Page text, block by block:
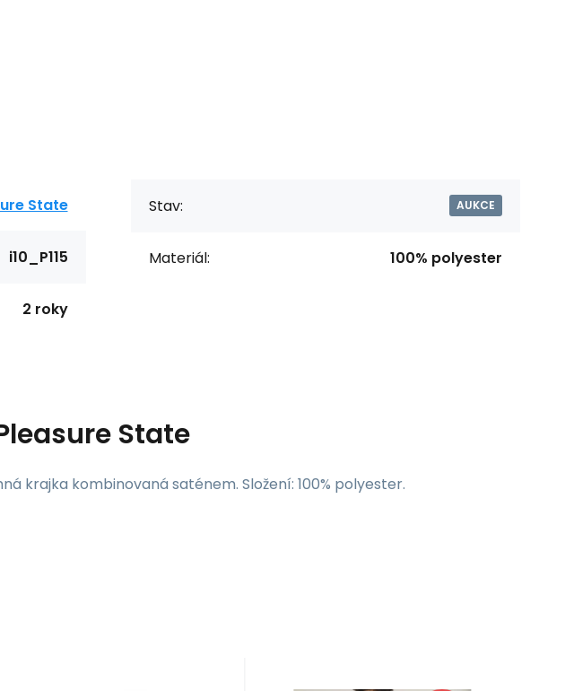
State
i10_P115
2 roky
Stav: AUKCE
Materiál: 100% polyester
State
krajka kombinovaná saténem. Složení: 100% polyester.